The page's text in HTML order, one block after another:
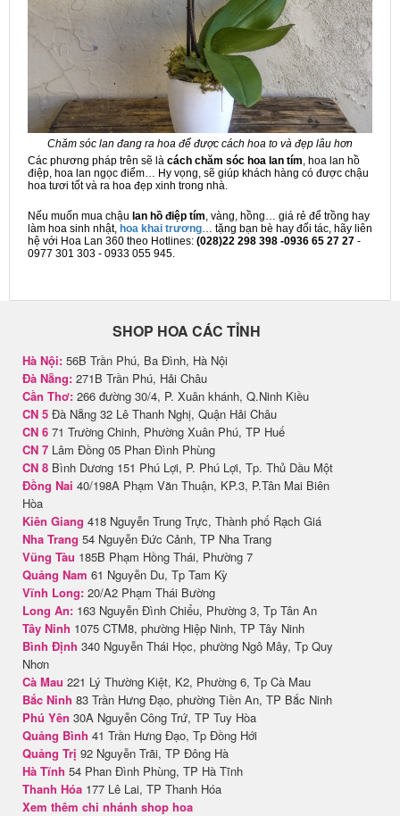
Chăm sóc lan đang ra hoa để được cách hoa to và đẹp lâu hơn
Các phương pháp trên sẽ là cách chăm sóc hoa lan tím , hoa lan hồ
điệp, hoa lan ngọc điểm… Hy vọng, sẽ giúp khách hàng có được chậu
hoa tươi tốt và ra hoa đẹp xinh trong nhà.
Nếu muốn mua chậu lan hồ điệp tím , vàng, hồng… giá rẻ để trồng hay
làm hoa sinh nhật, hoa khai trương … tặng bạn bè hay đối tác, hãy liên
hệ với Hoa Lan 360 theo Hotlines: (028)22 298 398 -0936 65 27 27 -
0977 301 303 - 0933 055 945.
SHOP HOA CÁC TỈNH
Hà Nội: 56B Trần Phú, Ba Đình, Hà Nội
Đà Nẵng: 271B Trần Phú, Hải Châu
Cần Thơ: 266 đường 30/4, P. Xuân khánh, Q.Ninh Kiều
CN 5 Đà Nẵng 32 Lê Thanh Nghị, Quận Hải Châu
CN 6 71 Trường Chinh, Phường Xuân Phú, TP Huế
CN 7 Lâm Đồng 05 Phan Đình Phùng
CN 8 Bình Dương 151 Phú Lợi, P. Phú Lợi, Tp. Thủ Dầu Một
Đồng Nai 40/198A Phạm Văn Thuận, KP.3, P.Tân Mai Biên
Hòa
Kiên Giang 418 Nguyễn Trung Trực, Thành phố Rạch Giá
Nha Trang 54 Nguyễn Đức Cảnh, TP Nha Trang
Vũng Tàu 185B Phạm Hồng Thái, Phường 7
Quảng Nam 61 Nguyễn Du, Tp Tam Kỳ
Vĩnh Long: 20/A2 Phạm Thái Bường
Long An: 163 Nguyễn Đình Chiểu, Phường 3, Tp Tân An
Tây Ninh 1075 CTM8, phường Hiệp Ninh, TP Tây Ninh
Bình Định 340 Nguyễn Thái Học, phường Ngô Mây, Tp Quy
Nhơn
Cà Mau 221 Lý Thường Kiệt, K2, Phường 6, Tp Cà Mau
Bắc Ninh 83 Trần Hưng Đạo, phường Tiền An, TP Bắc Ninh
Phú Yên 30A Nguyễn Công Trứ, TP Tuy Hòa
Quảng Bình 41 Trần Hưng Đạo, Tp Đồng Hới
Quảng Trị 92 Nguyễn Trãi, TP Đông Hà
Hà Tĩnh 54 Phan Đình Phùng, TP Hà Tĩnh
Thanh Hóa 177 Lê Lai, TP Thanh Hóa
Xem thêm chi nhánh shop hoa